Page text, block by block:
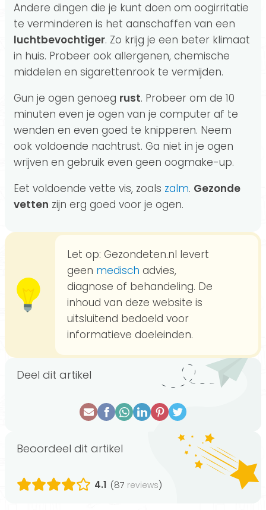
Andere dingen die je kunt doen om oogirritatie
te verminderen is het aanschaffen van een
luchtbevochtiger. Zo krijg je een beter klimaat
in huis. Probeer ook allergenen, chemische
middelen en sigarettenrook te vermijden.
Gun je ogen genoeg rust. Probeer om de 10
minuten even je ogen van je computer af te
wenden en even goed te knipperen. Neem
ook voldoende nachtrust. Ga niet in je ogen
wrijven en gebruik even geen oogmake-up.
Eet voldoende vette vis, zoals zalm. Gezonde
vetten zijn erg goed voor je ogen.
Let op: Gezondeten.nl levert
geen medisch advies,
diagnose of behandeling. De
inhoud van deze website is
uitsluitend bedoeld voor
informatieve doeleinden.
Deel dit artikel
Beoordeel dit artikel
4.1 (87 reviews)